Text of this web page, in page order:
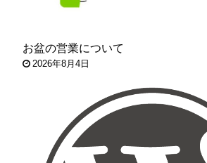
お盆の営業について
2026年8月4日